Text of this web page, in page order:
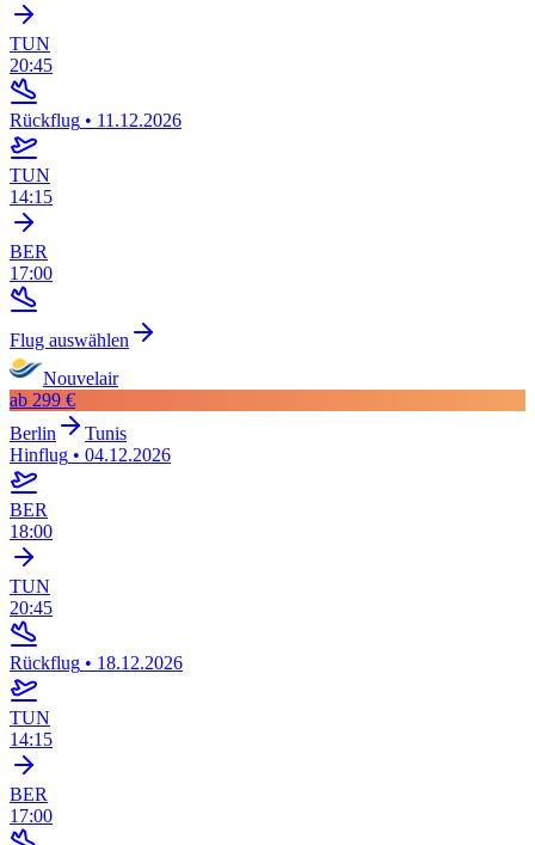
TUN
20:45
Rückflug • 11.12.2026
TUN
14:15
BER
17:00
Flug auswählen
Nouvelair
ab 299 €
Berlin
Tunis
Hinflug • 04.12.2026
BER
18:00
TUN
20:45
Rückflug • 18.12.2026
TUN
14:15
BER
17:00